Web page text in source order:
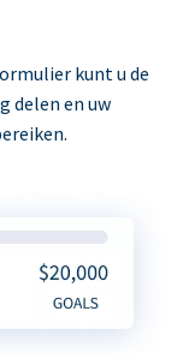
kunt u de
delen en uw